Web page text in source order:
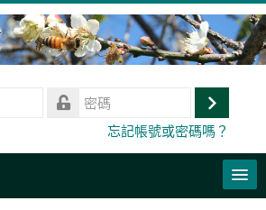
登
忘記帳號或密碼嗎？